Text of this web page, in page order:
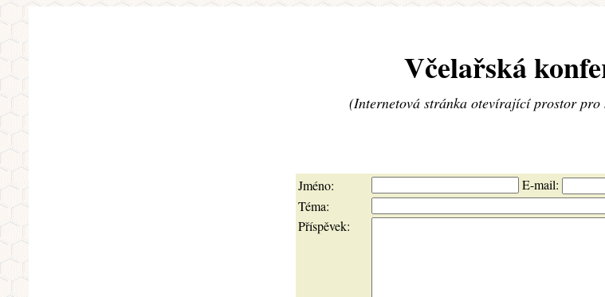
Včelařská
(Internetová stránka otevírající prostor pro
Jméno:
E-mail:
Téma:
Příspěvek: